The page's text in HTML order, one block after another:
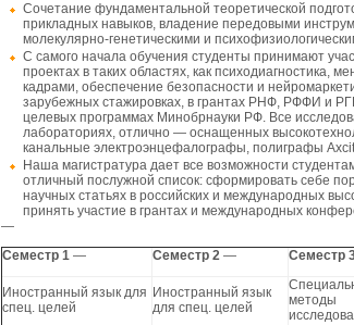
Сочетание фундаментальной теоретической
прикладных навыков, владение передовыми
молекулярно-генетическими и
С самого начала обучения студенты принимают
проектах в таких областях, как психодиагностика,
кадрами, обеспечение безопасности и
зарубежных стажировках, в грантах РНФ, РФФИ и
целевых программах Минобрнауки РФ. Все
лабораториях, отлично— оснащенных
канальные электроэнцефалографы, полиграфы
Наша магистратура дает все возможности
отличный послужной список: сформировать себе
научных статьях в российских и международных
принять участие в грантах и международных
—
Семестр 1— Семестр 2— Семестр
Иностранный язык для
спец. целей
Иностранный язык
для спец. целей
методы